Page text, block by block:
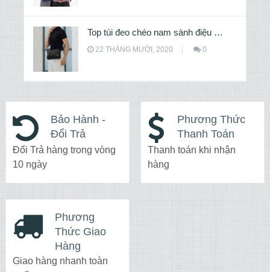
Top túi đeo chéo nam sành điệu …
22 THÁNG MƯỜI, 2020 0
Bảo Hành -
Đổi Trả
Đổi Trả hàng trong vòng
10 ngày
Phương Thức
Thanh Toán
Thanh toán khi nhận
hàng
Phương
Thức Giao
Hàng
Giao hàng nhanh toàn